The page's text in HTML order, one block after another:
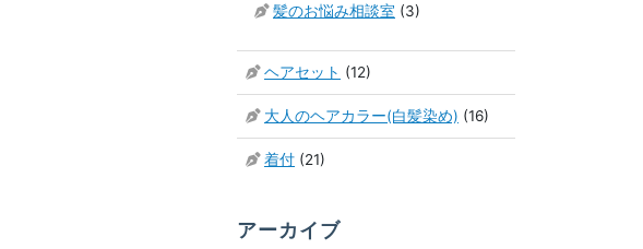
髪のお悩み相談室 (3)
ヘアセット (12)
大人のヘアカラー(白髪染め) (16)
着付 (21)
アーカイブ